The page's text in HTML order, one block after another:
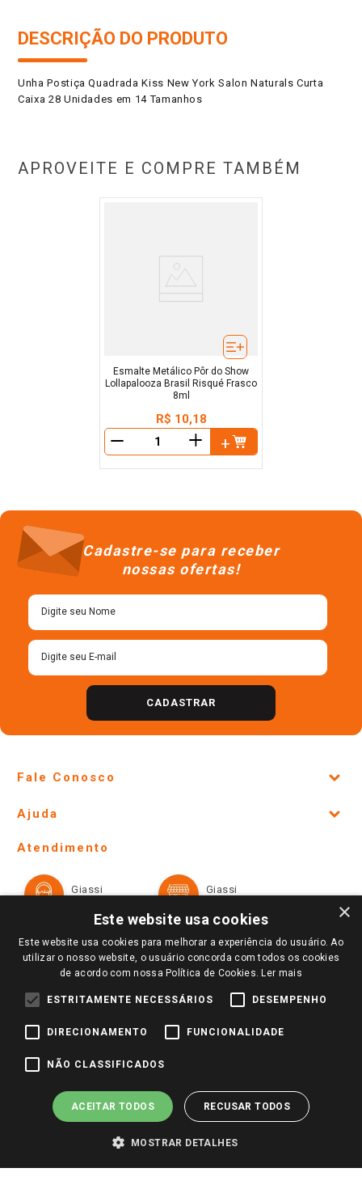
DESCRIÇÃO DO PRODUTO
Unha Postiça Quadrada Kiss New York Salon Naturals Curta
Caixa 28 Unidades em 14 Tamanhos
APROVEITE E COMPRE TAMBÉM
Esmalte Metálico Pôr do Show
Lollapalooza Brasil Risqué Frasco
8ml
R$ 10,18
＋
Cadastre-se para receber
nossas ofertas!
CADASTRAR
Fale Conosco
Lojas Físicas e Horários
Ofertas
Televendas
Notícias
Perguntas frequentes
Identidade Visual
Ajuda
Formas de Pagamento
Trocas e Devoluções
Atendimento
Giassi
Giassi
Redes Sociais
Pagamento e Segurança
×
Este website usa cookies
Este website usa cookies para melhorar a experiência do usuário. Ao
utilizar o nosso website, o usuário concorda com todos os cookies
de acordo com nossa Política de Cookies. Ler mais
ESTRITAMENTE NECESSÁRIOS DESEMPENHO
DIRECIONAMENTO FUNCIONALIDADE
NÃO CLASSIFICADOS
ACEITAR TODOS RECUSAR TODOS
MOSTRAR DETALHES